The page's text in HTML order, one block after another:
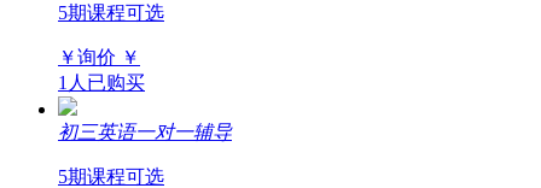
5期课程可选
￥询价 ￥
1人已购买
初三英语一对一辅导
5期课程可选